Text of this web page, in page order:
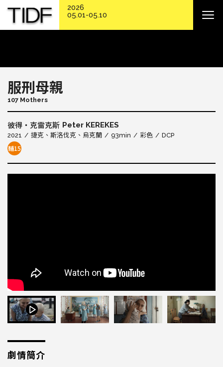
服刑母親
107 Mothers
彼得・克雷克斯 Peter KEREKES
2021 捷克 斯洛伐克 烏克蘭 93min 彩色 DCP
輔15
劇情簡介
2026
05.01-05.10